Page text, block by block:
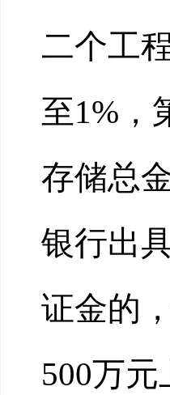
二个工
至1%，
存储总
银行出
证金的
500万元